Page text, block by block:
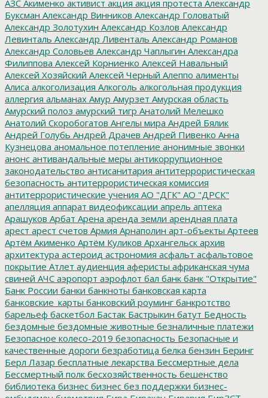
АЗС Акименко активист акция акция протеста Александр
Буксман Александр Винников Александр Головатый
Александр Золотухин Александр Козлов Александр
Левинталь Александр Ливенталь Александр Романов
Александр Соловьев Александр Чаплыгин Александра
Филиппова Алексей Корниенко Алексей Навальный
Алексей Хозяйский Алексей Черный Алеппо алименты
Алиса алкоголизация Алкоголь алкогольная продукция
аллергия альманах Амур Амурзет Амурская область
Амурский полоз амурский тигр Анатолий Мелешко
Анатолий Скоробогатов Ангелы мира Андрей Бялик
Андрей Голубь Андрей Драчев Андрей Пивенко Анна
Кузнецова аномальное потепление анонимные звонки
анонс антивандальные меры антикоррупционное
законодательство антисанитария антитеррористическая
безопасность антитеррористическая комиссия
антитеррористические учения АО "ДГК" АО "ДРСК"
апелляция аппарат видеофиксации апрель аптека
Арашуков Арбат Арена аренда земли арендная плата
арест арест счетов Армия Арнаполин арт-объекты Артеев
Артём Акименко Артём Куликов Архангельск архив
архитектура астероид астрономия асфальт асфальтовое
покрытие Атлет аудиенция аферисты африканская чума
свиней АЧС аэропорт аэрофлот бал банк банк "Открытие"
Банк России банки банкноты банковская карта
банковские_карты банковский роуминг банкротство
барельеф баскетбол Бастак Бастрыкин батут Бедность
бездомные бездомные животные безналичные платежи
Безопасное колесо-2019 безопасность Безопасные и
качественные дороги безработица белка бензин Беринг
Берл Лазар бесплатные лекарства Бессмертные дела
Бессмертный полк бесхозяйственность бешенство
библиотека бизнес бизнес без поддержки бизнес-